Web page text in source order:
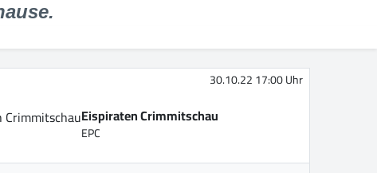
30.10.22 17:00 Uhr
Eispiraten Crimmitschau
EPC